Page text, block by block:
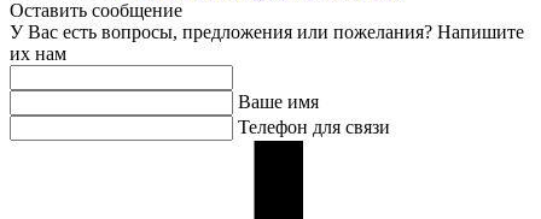
Оставить сообщение
У Вас есть вопросы, предложения или пожелания? Напишите
их нам
Ваше имя
Телефон для связи